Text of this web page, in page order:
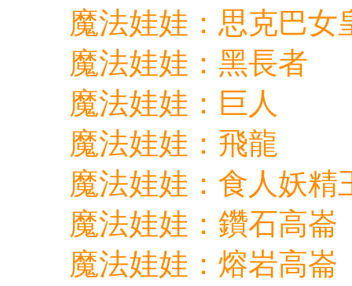
魔法娃娃：思克巴女
魔法娃娃：黑長者
魔法娃娃：巨人
魔法娃娃：飛龍
魔法娃娃：食人妖精
魔法娃娃：鑽石高崙
魔法娃娃：熔岩高崙